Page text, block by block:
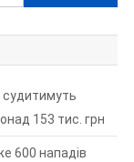
судитимуть
153 тис. грн
600 нападів